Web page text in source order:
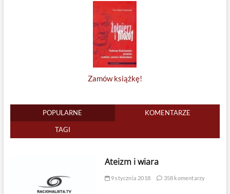
Zamów książkę!
POPULARNE KOMENTARZE
TAGI
Ateizm i wiara
9 stycznia 2018 358 komentarzy